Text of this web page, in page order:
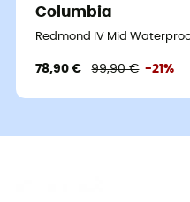
Columbia
Redmond IV Mid
78,90 € 99,90 € -21%